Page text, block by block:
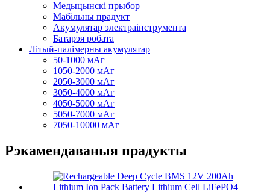
Медыцынскі прыбор
Мабільны прадукт
Акумулятар электраінструмента
Батарэя робата
Літый-палімерны акумулятар
50-1000 мАг
1050-2000 мАг
2050-3000 мАг
3050-4000 мАг
4050-5000 мАг
5050-7000 мАг
7050-10000 мАг
Рэкамендаваныя прадукты